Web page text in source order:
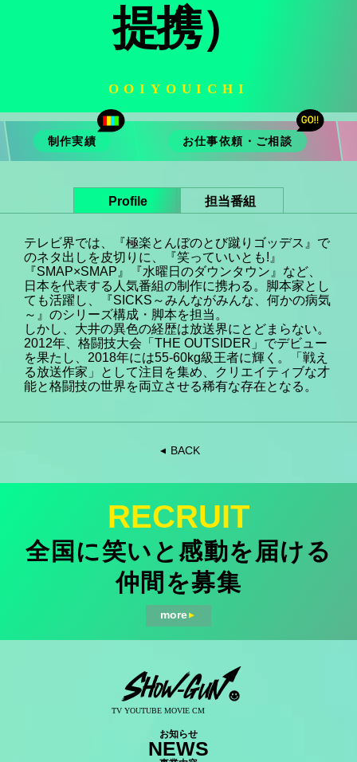
提携）
OOIYOUICHI
制作実績 お仕事依頼・ご相談
Profile 担当番組
テレビ界では、『極楽とんぼのとび蹴りゴッデス』で
のネタ出しを皮切りに、『笑っていいとも!』
『SMAP×SMAP』『水曜日のダウンタウン』など、
日本を代表する人気番組の制作に携わる。脚本家とし
ても活躍し、『SICKS～みんながみんな、何かの病気
～』のシリーズ構成・脚本を担当。
しかし、大井の異色の経歴は放送界にとどまらない。
2012年、格闘技大会「THE OUTSIDER」でデビュー
を果たし、2018年には55-60kg級王者に輝く。「戦え
る放送作家」として注目を集め、クリエイティブな才
能と格闘技の世界を両立させる稀有な存在となる。
▼ BACK
RECRUIT
全国に笑いと感動を届ける
仲間を募集
more▼
お知らせ
NEWS